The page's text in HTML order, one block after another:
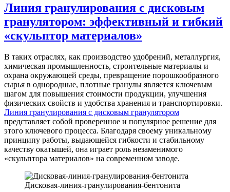
Линия гранулирования с дисковым
гранулятором: эффективный и гибкий
«скульптор материалов»
В таких отраслях, как производство удобрений, металлургия,
химическая промышленность, строительные материалы и
охрана окружающей среды, превращение порошкообразного
сырья в однородные, плотные гранулы является ключевым
шагом для повышения стоимости продукции, улучшения
физических свойств и удобства хранения и транспортировки.
Линия гранулирования с дисковым гранулятором
представляет собой проверенное и популярное решение для
этого ключевого процесса. Благодаря своему уникальному
принципу работы, выдающейся гибкости и стабильному
качеству окатышей, она играет роль незаменимого
«скульптора материалов» на современном заводе.
Дисковая-линия-гранулирования-бентонита